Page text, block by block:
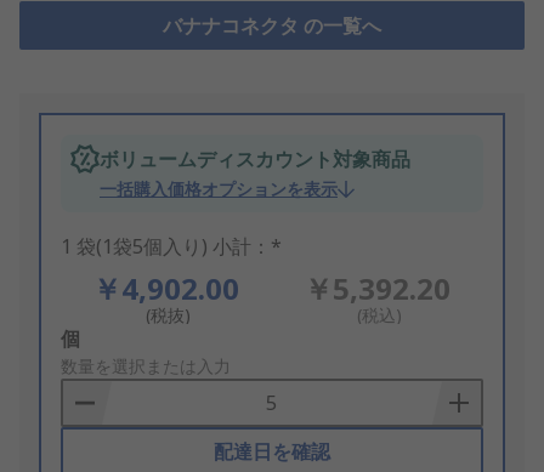
バナナコネクタ の一覧へ
ボリュームディスカウント対象商品
一括購入価格オプションを表示
1 袋(1袋5個入り) 小計：*
￥4,902.00
(税抜)
￥5,392.20
(税込)
Add
to
Basket
個
数量を選択または入力
配達日を確認